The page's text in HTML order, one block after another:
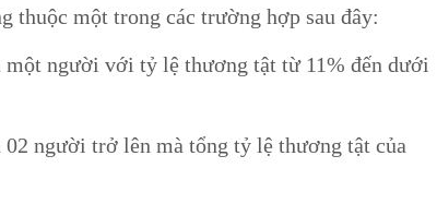
thuộc một trong các trường hợp sau đây:
một người với tỷ lệ thương tật từ 11% đến dưới
người trở lên mà tổng tỷ lệ thương tật của